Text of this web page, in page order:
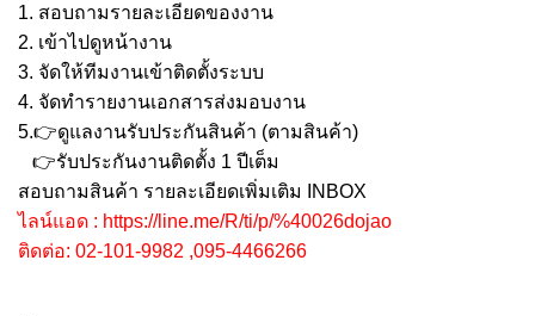
1. สอบถามรายละเอียดของงาน
2. เข้าไปดูหน้างาน
3. จัดให้ทีมงานเข้าติดตั้งระบบ
4. จัดทำรายงานเอกสารส่งมอบงาน
5.👉ดูแลงานรับประกันสินค้า (ตามสินค้า)
👉รับประกันงานติดตั้ง 1 ปีเต็ม
สอบถามสินค้า รายละเอียดเพิ่มเติม INBOX
ไลน์แอด : https://line.me/R/ti/p/%40026dojao
ติดต่อ: 02-101-9982 ,095-4466266